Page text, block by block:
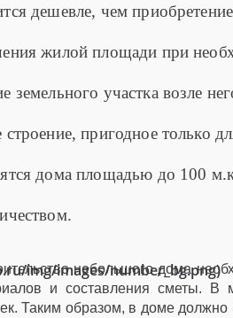
дешевле, чем
жилой площади при
земельного участка возле
строение, пригодное только
дома площадью до 100
img/images/number_bg.png)
небольшого дома
и составления сметы. В
Таким образом, в доме должно